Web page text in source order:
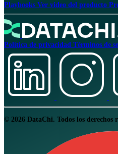
Playbooks Ver video del producto
Política de privacidad Términos de
© 2026 DataChi. Todos los derechos